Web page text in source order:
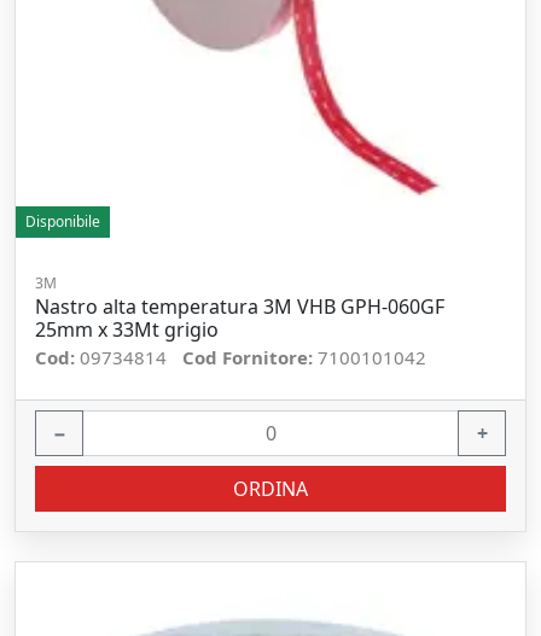
Disponibile
3M
Nastro alta temperatura 3M VHB GPH-060GF
25mm x 33Mt grigio
Cod: 09734814 Cod Fornitore: 7100101042
− +
ORDINA